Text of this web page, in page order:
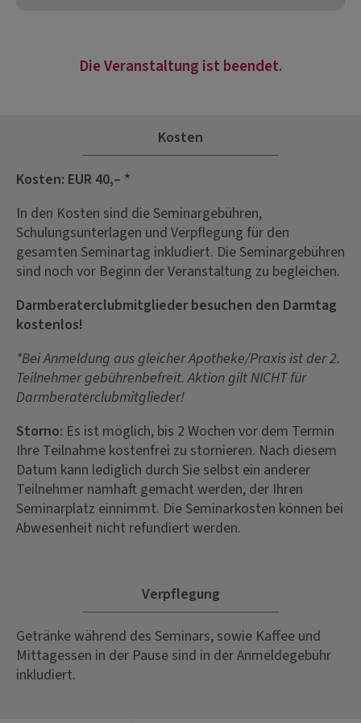
Die Veranstaltung ist beendet.
Kosten
Kosten: EUR 40,– *
In den Kosten sind die Seminargebühren,
Schulungsunterlagen und Verpflegung für den
gesamten Seminartag inkludiert. Die Seminargebühren
sind noch vor Beginn der Veranstaltung zu begleichen.
Darmberaterclubmitglieder besuchen den Darmtag
kostenlos!
*Bei Anmeldung aus gleicher Apotheke/Praxis ist der 2.
Teilnehmer gebührenbefreit. Aktion gilt NICHT für
Darmberaterclubmitglieder!
Storno: Es ist möglich, bis 2 Wochen vor dem Termin
Ihre Teilnahme kostenfrei zu stornieren. Nach diesem
Datum kann lediglich durch Sie selbst ein anderer
Teilnehmer namhaft gemacht werden, der Ihren
Seminarplatz einnimmt. Die Seminarkosten können bei
Abwesenheit nicht refundiert werden.
Verpflegung
Getränke während des Seminars, sowie Kaffee und
Mittagessen in der Pause sind in der Anmeldegebühr
inkludiert.